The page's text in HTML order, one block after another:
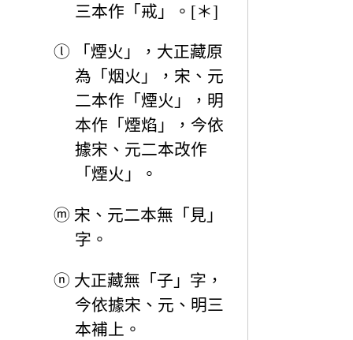
三本作「戒」。[＊]
ⓛ
「煙火」，大正藏原
為「烟火」，宋、元
二本作「煙火」，明
本作「煙焰」，今依
據宋、元二本改作
「煙火」。
ⓜ 宋、元二本無「見」
字。
ⓝ 大正藏無「子」字，
今依據宋、元、明三
本補上。